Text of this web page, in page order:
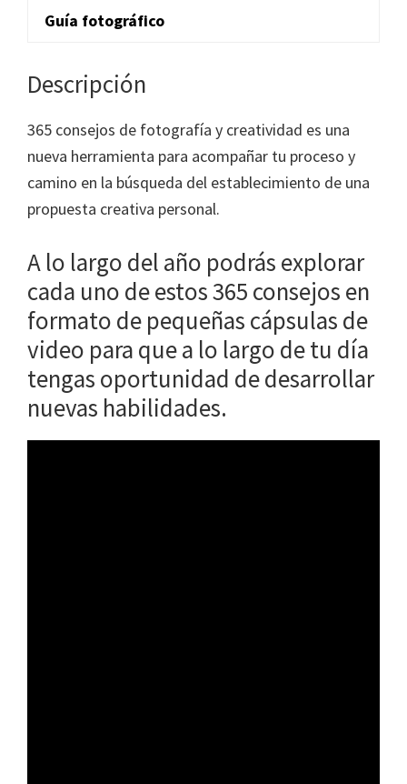
Guía fotográfico
Descripción
365 consejos de fotografía y creatividad es una
nueva herramienta para acompañar tu proceso y
camino en la búsqueda del establecimiento de una
propuesta creativa personal.
A lo largo del año podrás explorar
cada uno de estos 365 consejos en
formato de pequeñas cápsulas de
video para que a lo largo de tu día
tengas oportunidad de desarrollar
nuevas habilidades.